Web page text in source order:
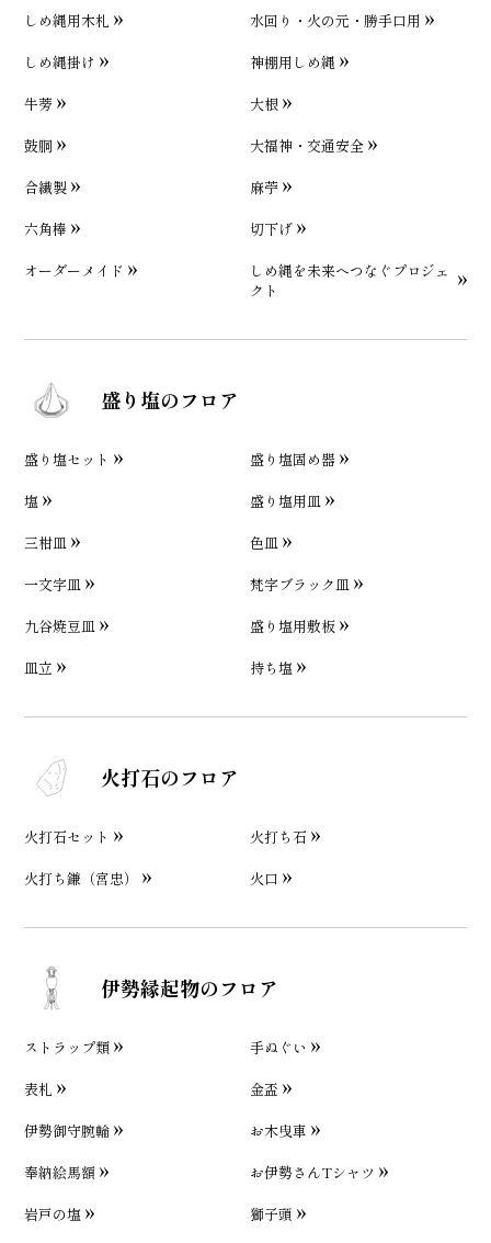
しめ縄用木札
水回り・火の元・勝手口用
しめ縄掛け
神棚用しめ縄
牛蒡
大根
鼓胴
大福神・交通安全
合繊製
麻苧
六角棒
切下げ
オーダーメイド
しめ縄を未来へつなぐプロジェ
クト
盛り塩のフロア
盛り塩セット
盛り塩固め器
塩
盛り塩用皿
三柑皿
色皿
一文字皿
梵字ブラック皿
九谷焼豆皿
盛り塩用敷板
皿立
持ち塩
火打石のフロア
火打石セット
火打ち石
火打ち鎌（宮忠）
火口
伊勢縁起物のフロア
ストラップ類
手ぬぐい
表札
金盃
伊勢御守腕輪
お木曳車
奉納絵馬額
お伊勢さんTシャツ
岩戸の塩
獅子頭